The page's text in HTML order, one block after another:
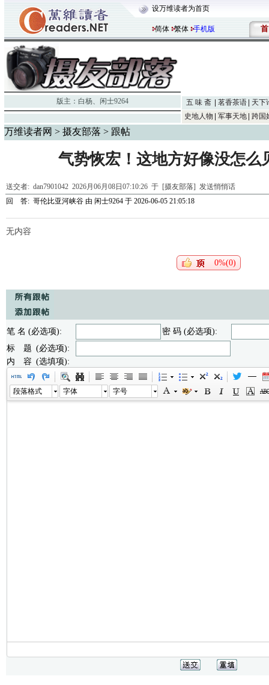
设万维读者为首页
简体 繁体 手机版 首
版主： 白杨、 闲士9264 五 味 斋 茗香茶语
天下
史地人物
军事天地 跨国
万维读者网 > 摄友部落 > 跟帖
气势恢宏！这地方好像没怎么
送交者: dan7901042 2026月06月08日07:10:26 于 [摄友部落] 发送悄悄话
回 答: 哥伦比亚河峡谷 由 闲士9264 于 2026-06-05 21:05:18
无内容
0%(0)
笔 名 (必选项):
密 码 (必选项):
标 题 (必选项):
内 容 (选填项):
段落格式 字体 字号